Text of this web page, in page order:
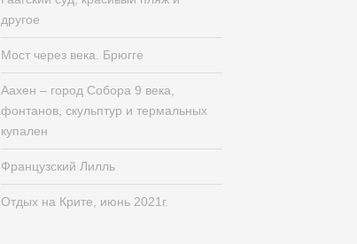
другое
Мост через века. Брюгге
Аахен – город Собора 9 века,
фонтанов, скульптур и термальных
купален
Французский Лилль
Отдых на Крите, июнь 2021г.